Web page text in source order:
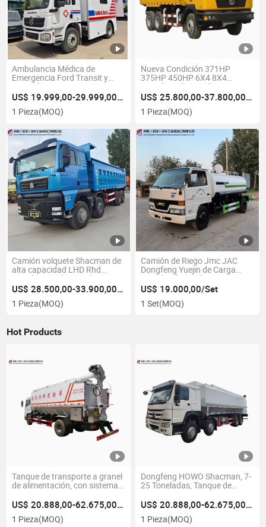
Ambulancia Médica de
Emergencia Ford Transit y
Mercedes Sprinter
US$ 19.999,00-29.999,00/Pieza
1 Pieza(MOQ)
Nueva Condición 371HP
375HP 450HP 6X4 8X4
Camión Volquete de Carga
Pesada en Venta
US$ 25.800,00-37.800,00/Pieza
1 Pieza(MOQ)
Camión volquete Shacman de
alta capacidad LHD Rhd
camión pesado camión
volquete 6*4 30ton para
transporte eficiente
US$ 28.500,00-33.900,00/Pieza
1 Pieza(MOQ)
Camión de Riego Jmc JAC
Dongfeng Yuejin de Carga
Pesada Chasis de Marca
Lsuzu, Camión de Transporte
de Agua, Camión de
Transporte de Tanque de Agua
US$ 19.000,00/Set
1 Set(MOQ)
Hot Products
Tanque de transporte a granel
de alimentación, con sistema
rendimiento personalizable,
7/15/20/25 toneladas de
tanque de forraje, con tanque
US$ 20.888,00-62.675,00/Pieza
1 Pieza(MOQ)
Dongfeng HOWO Shacman, 7-
25 Toneladas, Tanque de
Calidad para Uso Agrícola,
Material Superior de Acero al
Carbono, Acero Inoxidable y
US$ 20.888,00-62.675,00/Pieza
1 Pieza(MOQ)